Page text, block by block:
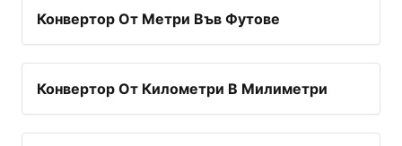
Конвертор От Метри Във Футове
Конвертор От Километри В Милиметри